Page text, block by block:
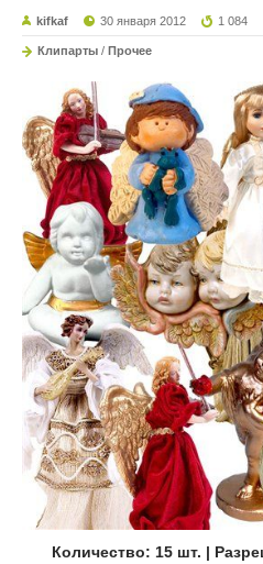
kifkaf 30 января 2012 1 084
Клипарты / Прочее
Количество: 15 шт. |